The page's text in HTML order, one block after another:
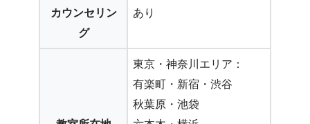
カウンセリン
グ
あり
東京・神奈川エリア：
有楽町・新宿・渋谷
秋葉原・池袋